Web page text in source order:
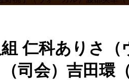
仁科ありさ（
司会）吉田環